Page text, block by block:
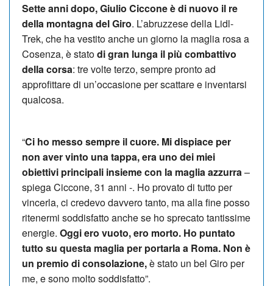
Sette anni dopo, Giulio Ciccone è di nuovo il re
della montagna del Giro. L’abruzzese della Lidl-
Trek, che ha vestito anche un giorno la maglia rosa a
Cosenza, è statodi gran lunga il più combattivo
della corsa: tre volte terzo, sempre pronto ad
approfittare di un’occasione per scattare e inventarsi
qualcosa.
“Ci ho messo sempre il cuore. Mi dispiace per
non aver vinto una tappa, era uno dei miei
obiettivi principali insieme con la maglia azzurra–
spiega Ciccone, 31 anni -. Ho provato di tutto per
vincerla, ci credevo davvero tanto, ma alla fine posso
ritenermi soddisfatto anche se ho sprecato tantissime
energie. Oggi ero vuoto, ero morto. Ho puntato
tutto su questa maglia per portarla a Roma. Non è
un premio di consolazione,è stato un bel Giro per
me, e sono molto soddisfatto”.